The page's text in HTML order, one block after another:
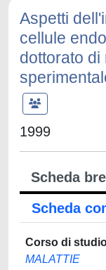
Aspetti
cellule
dottorato
1999
Scheda
Scheda
Corso di
MALATTIE